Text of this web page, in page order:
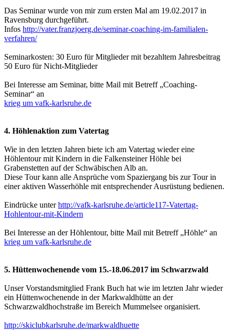
Das Seminar wurde von mir zum ersten Mal am 19.02.2017 in
Ravensburg durchgeführt.
Infos http://vater.franzjoerg.de/seminar-coaching-im-familialen-
verfahren/
Seminarkosten: 30 Euro für Mitglieder mit bezahltem Jahresbeitrag
50 Euro für Nicht-Mitglieder
Bei Interesse am Seminar, bitte Mail mit Betreff „Coaching-
Seminar“ an
krieg um vafk-karlsruhe.de
4. Höhlenaktion zum Vatertag
Wie in den letzten Jahren biete ich am Vatertag wieder eine
Höhlentour mit Kindern in die Falkensteiner Höhle bei
Grabenstetten auf der Schwäbischen Alb an.
Diese Tour kann alle Ansprüche vom Spaziergang bis zur Tour in
einer aktiven Wasserhöhle mit entsprechender Ausrüstung bedienen.
Eindrücke unterhttp://vafk-karlsruhe.de/article117-Vatertag-
Hohlentour-mit-Kindern
Bei Interesse an der Höhlentour, bitte Mail mit Betreff „Höhle“ an
krieg um vafk-karlsruhe.de
5. Hüttenwochenende vom 15.-18.06.2017 im Schwarzwald
Unser Vorstandsmitglied Frank Buch hat wie im letzten Jahr wieder
ein Hüttenwochenende in der Markwaldhütte an der
Schwarzwaldhochstraße im Bereich Mummelsee organisiert.
http://skiclubkarlsruhe.de/markwaldhuette